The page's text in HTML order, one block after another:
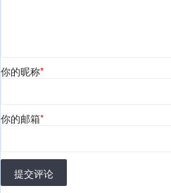
你的昵称*
你的邮箱*
提交评论